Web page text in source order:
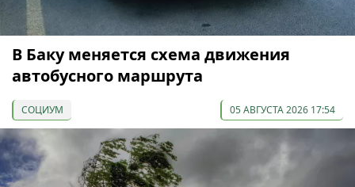
В Баку меняется схема движения
автобусного маршрута
СОЦИУМ 05 АВГУСТА 2026 17:54